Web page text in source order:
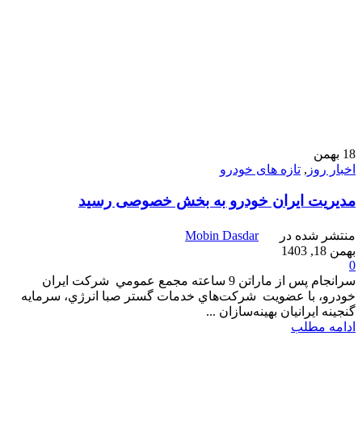
18 بهمن
اخبار روز , تازه های خودرو
مدیریت ايران‌ خودرو به بخش خصوصی رسید
منتشر شده در
Mobin Dasdar
بهمن 18, 1403
0
سرانجام پس از ماراتن 9 ساعته مجمع عمومي شركت ايران
خودرو، با عضويت شركت‌هاي خدمات گستر صبا انرژي، سرمايه
گنجينه ايرانيان بهينه‌سازان ...
ادامه مطلب